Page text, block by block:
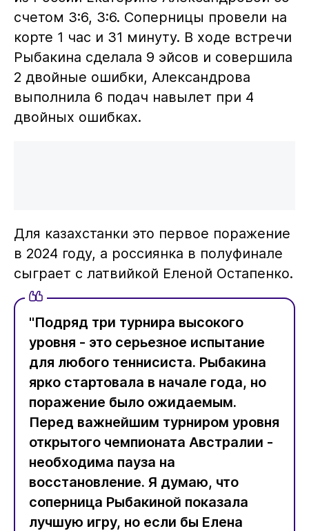
счетом 3:6, 3:6. Соперницы провели на
корте 1 час и 31 минуту. В ходе встречи
Рыбакина сделала 9 эйсов и совершила
2 двойные ошибки, Александрова
выполнила 6 подач навылет при 4
двойных ошибках.
Для казахстанки это первое поражение
в 2024 году, а россиянка в полуфинале
сыграет с латвийкой Еленой Остапенко.
"Подряд три турнира высокого
уровня - это серьезное испытание
для любого теннисиста. Рыбакина
ярко стартовала в начале года, но
поражение было ожидаемым.
Перед важнейшим турниром уровня
открытого чемпионата Австралии -
необходима пауза на
восстановление. Я думаю, что
соперница Рыбакиной показала
лучшую игру, но если бы Елена